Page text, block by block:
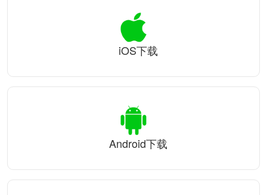
iOS下载
Android下载